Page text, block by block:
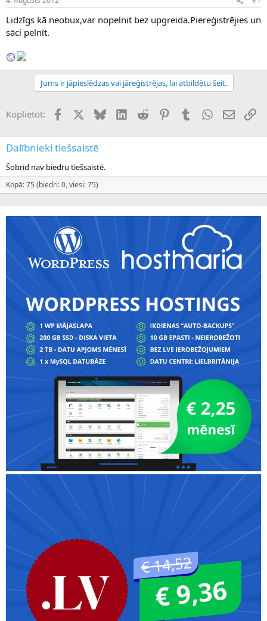
n
a
u
z
ā
c
a
u
Lidzīgs kā neobux,var nopelnit bez upgreida.Piereģistrējies un
sāci pelnīt.
Jums ir jāpieslēdzas vai jāreģistrējas, lai atbildētu šeit.
Koplietot: FacebookX (Twitter)
BlueskyLinkedInReddit PinterestTumblrWhatsApp
E-pasts
Dalībnieki tiešsaistē
Šobrīd nav biedru tiešsaistē.
Kopā: 75 (biedri: 0, viesi: 75)